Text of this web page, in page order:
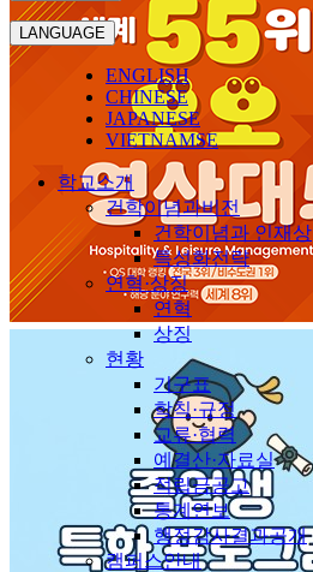
LANGUAGE
ENGLISH
CHINESE
JAPANESE
VIETNAMSE
학교소개
건학이념과비전
건학이념과 인재상
특성화전략
연혁·상징
연혁
상징
현황
기구표
학칙·규정
교류·협력
예결산·자료실
적립금공고
통계연보
행정감사결과공개
캠퍼스안내